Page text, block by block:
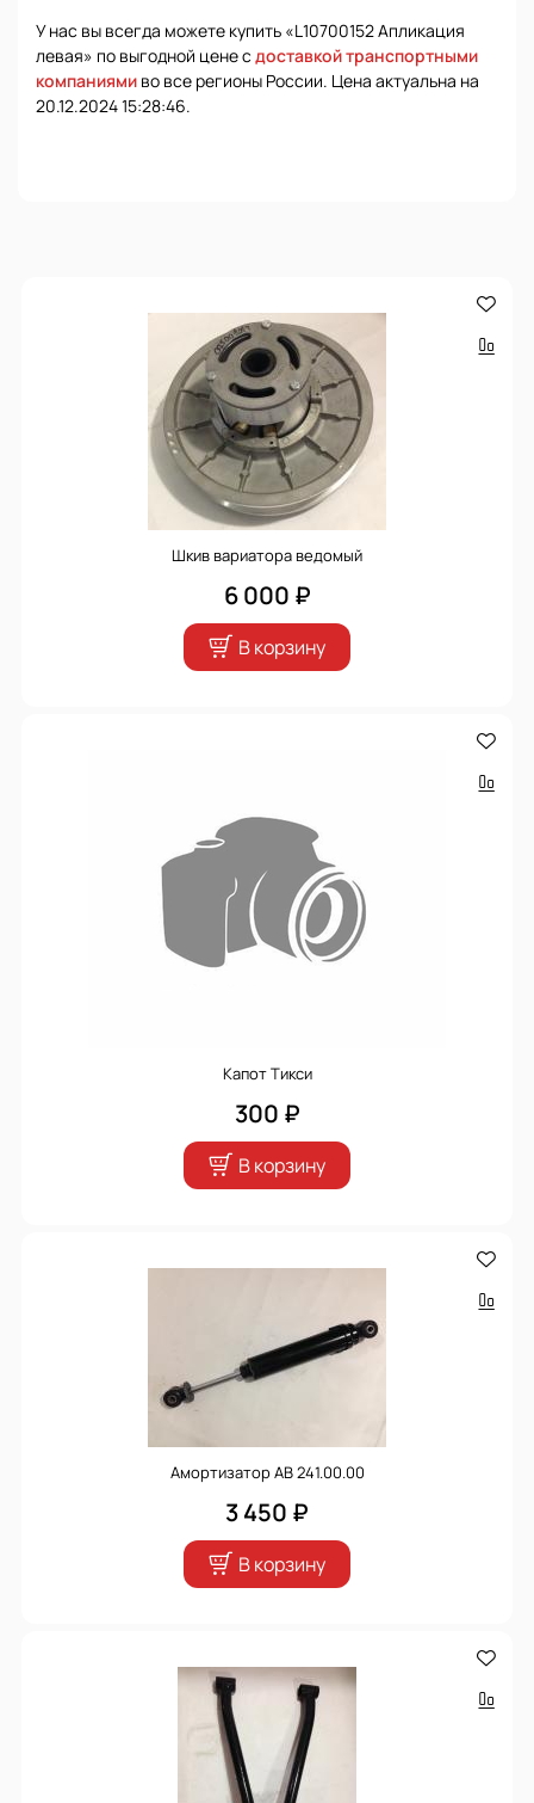
У нас вы всегда можете купить «L10700152 Апликация
левая» по выгодной цене с доставкой транспортными
компаниями во все регионы России. Цена актуальна на
20.12.2024 15:28:46.
Шкив вариатора ведомый
6 000 ₽
В корзину
Капот Тикси
300 ₽
В корзину
Амортизатор АВ 241.00.00
3 450 ₽
В корзину